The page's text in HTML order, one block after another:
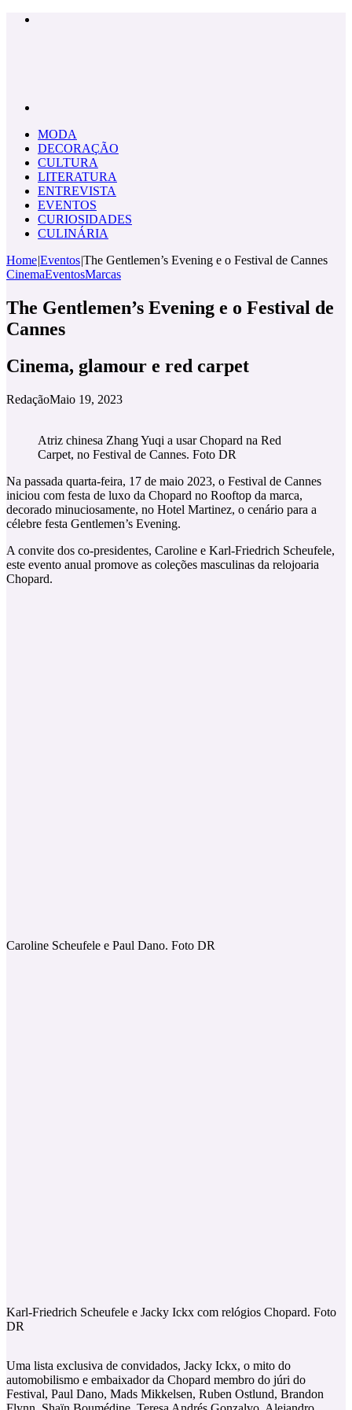
MODA
DECORAÇÃO
CULTURA
LITERATURA
ENTREVISTA
EVENTOS
CURIOSIDADES
CULINÁRIA
Home|Eventos|The Gentlemen’s Evening e o Festival de Cannes
CinemaEventosMarcas
The Gentlemen’s Evening e o Festival de
Cannes
Cinema, glamour e red carpet
RedaçãoMaio 19, 2023
Atriz chinesa Zhang Yuqi a usar Chopard na Red
Carpet, no Festival de Cannes. Foto DR
Na passada quarta-feira, 17 de maio 2023, o Festival de Cannes
iniciou com festa de luxo da Chopard no Rooftop da marca,
decorado minuciosamente, no Hotel Martinez, o cenário para a
célebre festa Gentlemen’s Evening.
A convite dos co-presidentes, Caroline e Karl-Friedrich Scheufele,
este evento anual promove as coleções masculinas da relojoaria
Chopard.
Caroline Scheufele e Paul Dano. Foto DR
Karl-Friedrich Scheufele e Jacky Ickx com relógios Chopard. Foto
DR
Uma lista exclusiva de convidados, Jacky Ickx, o mito do
automobilismo e embaixador da Chopard membro do júri do
Festival, Paul Dano, Mads Mikkelsen, Ruben Ostlund, Brandon